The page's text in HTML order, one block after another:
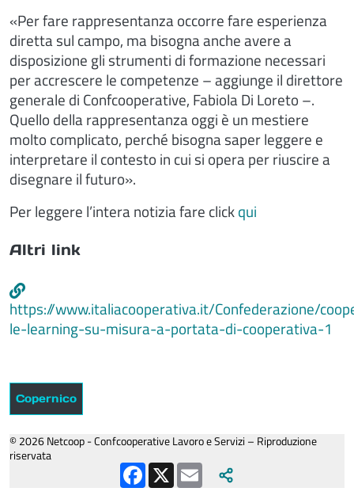
«Per fare rappresentanza occorre fare esperienza
diretta sul campo, ma bisogna anche avere a
disposizione gli strumenti di formazione necessari
per accrescere le competenze – aggiunge il direttore
generale di Confcooperative, Fabiola Di Loreto –.
Quello della rappresentanza oggi è un mestiere
molto complicato, perché bisogna saper leggere e
interpretare il contesto in cui si opera per riuscire a
disegnare il futuro».
Per leggere l’intera notizia fare clickqui
Altri link
https://www.italiacooperativa.it/Confederazione/
le-learning-su-misura-a-portata-di-cooperativa-1
Copernico
© 2026 Netcoop - Confcooperative Lavoro e Servizi – Riproduzione
riservata
Facebook
X Email